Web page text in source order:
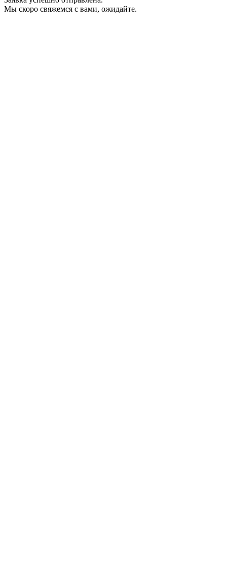
Мы скоро свяжемся с вами, ожидайте.